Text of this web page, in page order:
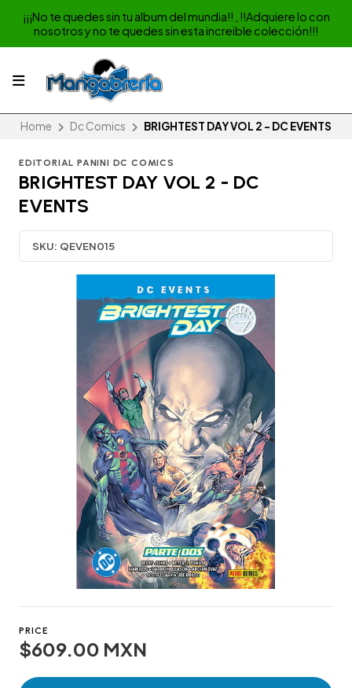
¡¡¡No te quedes sin tu album del mundia!! , !!Adquiere lo con
nosotros y no te quedes sin esta increible colección!!!
Home Dc Comics BRIGHTEST DAY VOL 2 - DC EVENTS
EDITORIAL PANINI DC COMICS
BRIGHTEST DAY VOL 2 - DC
EVENTS
SKU: QEVEN015
PRICE
$609.00 MXN